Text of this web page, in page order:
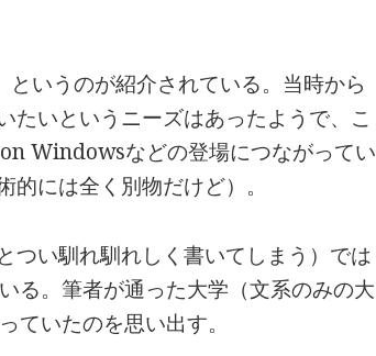
いうのが紹介されている。当時から
いというニーズはあったようで、こ
Windowsなどの登場につながってい
的には全く別物だけど）。
つい馴れ馴れしく書いてしまう）では
る。筆者が通った大学（文系のみの大
いたのを思い出す。